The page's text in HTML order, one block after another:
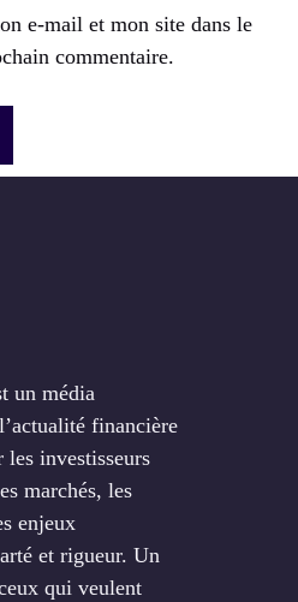
e-mail et mon site dans le
commentaire.
un média
financière
les investisseurs
marchés, les
enjeux
et rigueur. Un
qui veulent